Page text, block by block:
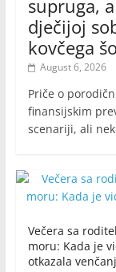
supruga,
dječijoj
kovčega
August 6, 2026
Priče o
finansijskim
scenariji, ali
Večera sa
moru: Kada je
otkazala